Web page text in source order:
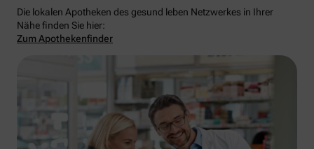
Die lokalen Apotheken des gesund leben Netzwerkes in Ihrer
Nähe finden Sie hier:
Zum Apothekenfinder